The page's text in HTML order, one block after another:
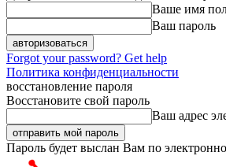
Ваше имя
Ваш пароль
Forgot your password? Get help
Политика конфиденциальности
восстановление пароля
Восстановите свой пароль
Ваш адрес
Пароль будет выслан Вам по